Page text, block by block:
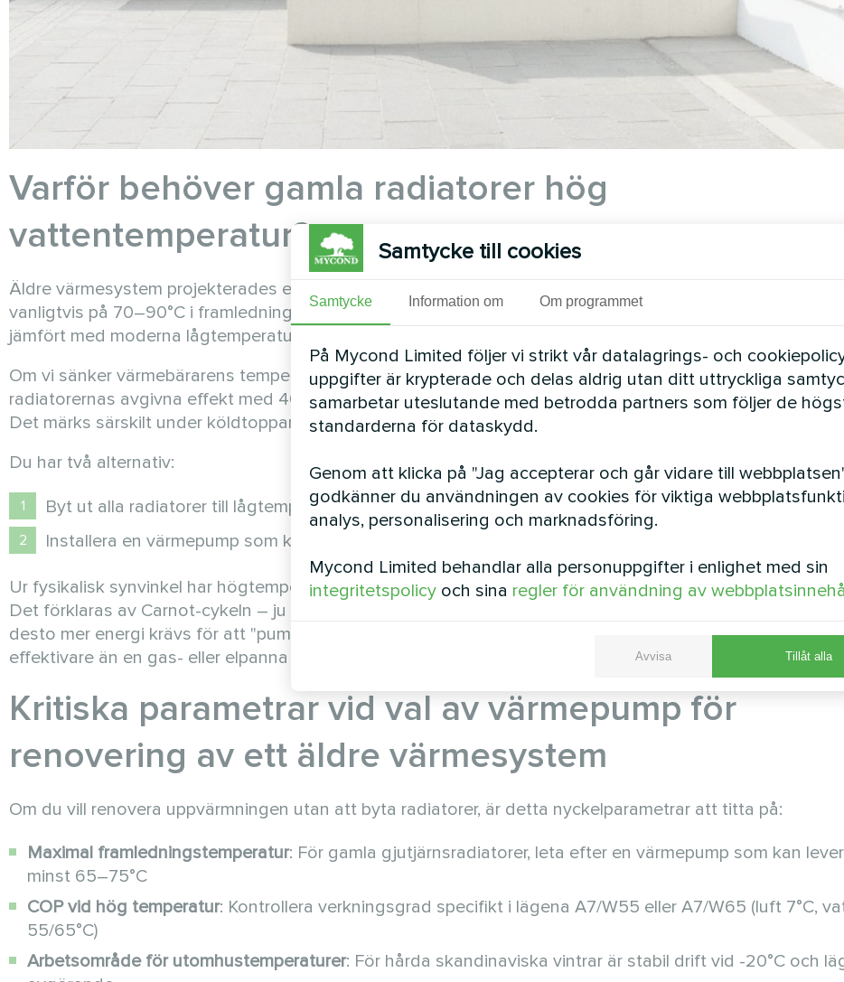
Varför behöver gamla radiatorer hög
vattentemperatur?
Äldre värmesystem projekterades enligt andra normer. Temperaturkurvan för gjutjärns- och stålradiatorer
vanligtvis på 70–90°C i framledning och 60–70°C i retur. Dessa radiatorer har mindre värmeöverföringsyta
jämfört med moderna lågtemperaturmodeller.
Om vi sänker värmebärarens temperatur till 50–55°C (max för de flesta standardvärmepumpar) minskar
radiatorernas avgivna effekt med 40–60 %. Resultatet? Även om värmepumpen går för fullt blir det svalt i
Det märks särskilt under köldtoppar när värmebehovet är som störst.
Du har två alternativ:
Byt ut alla radiatorer till lågtemperaturmodeller (betydande kostnader, byggarbeten)
Installera en värmepump som kan arbeta med hög framledningstemperatur
Ur fysikalisk synvinkel har högtemperaturvärmepumpar lägre verkningsgrad (COP) än
Det förklaras av Carnot-cykeln – ju större temperaturskillnad mellan värmekällan (uteluften) och
desto mer energi krävs för att "pumpa" värmen. Trots lägre COP är en högtemperaturvärmepump ändå
effektivare än en gas- eller elpanna och kan spara upp till 75 % energi.
Kritiska parametrar vid val av värmepump för
renovering av ett äldre värmesystem
Om du vill renovera uppvärmningen utan att byta radiatorer, är detta nyckelparametrar att titta på:
Maximal framledningstemperatur: För gamla gjutjärnsradiatorer, leta efter en värmepump som kan
minst 65–75°C
COP vid hög temperatur: Kontrollera verkningsgrad specifikt i lägena A7/W55 eller A7/W65 (luft 7°C,
55/65°C)
Arbetsområde för utomhustemperaturer: För hårda skandinaviska vintrar är stabil drift vid -20°C och
Samtycke till cookies
Samtycke Information om Om programmet
På Mycond Limited följer vi strikt vår datalagrings- och
uppgifter är krypterade och delas aldrig utan ditt uttryckliga
samarbetar uteslutande med betrodda partners som följer de
standarderna för dataskydd.
Genom att klicka på "Jag accepterar och går vidare till
godkänner du användningen av cookies för viktiga
analys, personalisering och marknadsföring.
Mycond Limited behandlar alla personuppgifter i enlighet med sin
integritetspolicy och sina regler för användning av
Avvisa Tillåt alla